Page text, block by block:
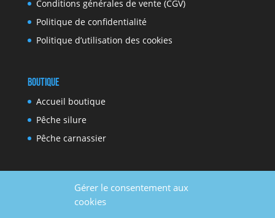
Gérer le consentement aux
cookies
Conditions générales de vente (CGV)
Politique de confidentialité
Politique d’utilisation des cookies
Boutique
Accueil boutique
Pêche silure
Pêche carnassier
Accueil mon compte